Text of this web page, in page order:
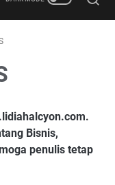
Bisnis,
penulis tetap